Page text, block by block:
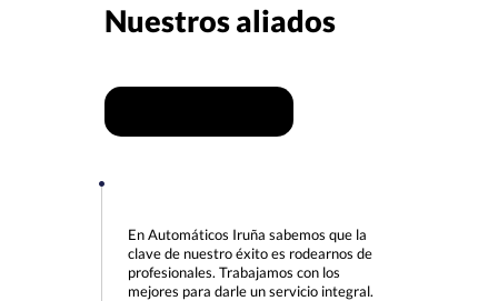
Nuestros aliados
En Automáticos Iruña sabemos que la
clave de nuestro éxito es rodearnos de
profesionales. Trabajamos con los
mejores para darle un servicio integral.